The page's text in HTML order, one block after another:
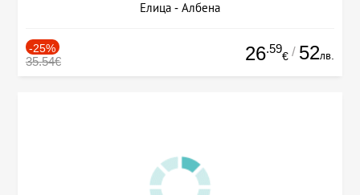
Елица - Албена
-25%
35.54€ 26.59
€ / 52лв.